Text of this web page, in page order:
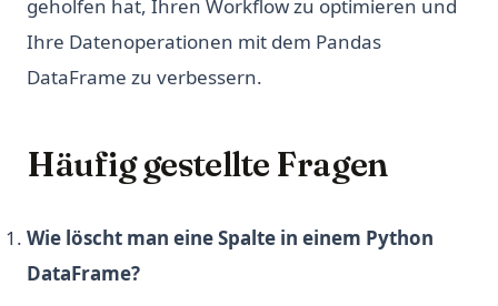
geholfen hat, Ihren Workflow zu optimieren und
Ihre Datenoperationen mit dem Pandas
DataFrame zu verbessern.
Häufig gestellte Fragen
Wie löscht man eine Spalte in einem Python
DataFrame?